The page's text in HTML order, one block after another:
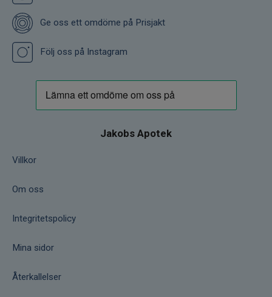
Ge oss ett omdöme på Prisjakt
Följ oss på Instagram
Jakobs Apotek
Villkor
Om oss
Integritetspolicy
Mina sidor
Återkallelser